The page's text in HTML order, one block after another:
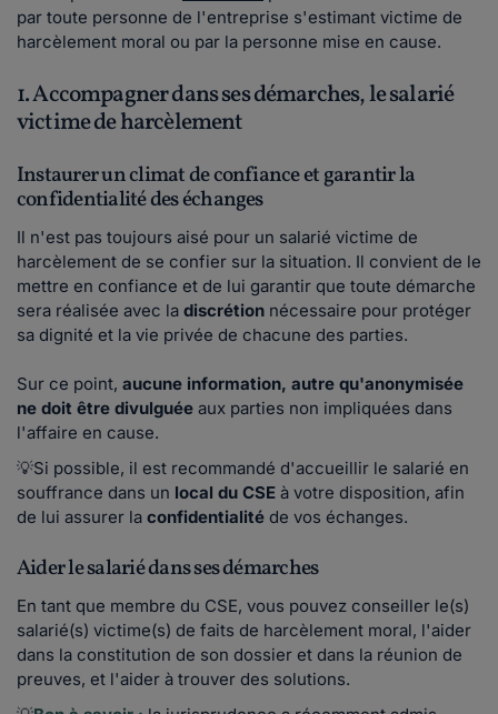
par toute personne de l'entreprise s'estimant victime de
harcèlement moral ou par la personne mise en cause.
1. Accompagner dans ses démarches, le salarié
victime de harcèlement
Instaurer un climat de confiance et garantir la
confidentialité des échanges
Il n'est pas toujours aisé pour un salarié victime de
harcèlement de se confier sur la situation. Il convient de le
mettre en confiance et de lui garantir que toute démarche
sera réalisée avec la discrétion nécessaire pour protéger
sa dignité et la vie privée de chacune des parties.
Sur ce point, aucune information, autre qu'anonymisée
ne doit être divulguée aux parties non impliquées dans
l'affaire en cause.
💡Si possible, il est recommandé d'accueillir le salarié en
souffrance dans un local du CSE à votre disposition, afin
de lui assurer la confidentialité de vos échanges.
Aider le salarié dans ses démarches
En tant que membre du CSE, vous pouvez conseiller le(s)
salarié(s) victime(s) de faits de harcèlement moral, l'aider
dans la constitution de son dossier et dans la réunion de
preuves, et l'aider à trouver des solutions.